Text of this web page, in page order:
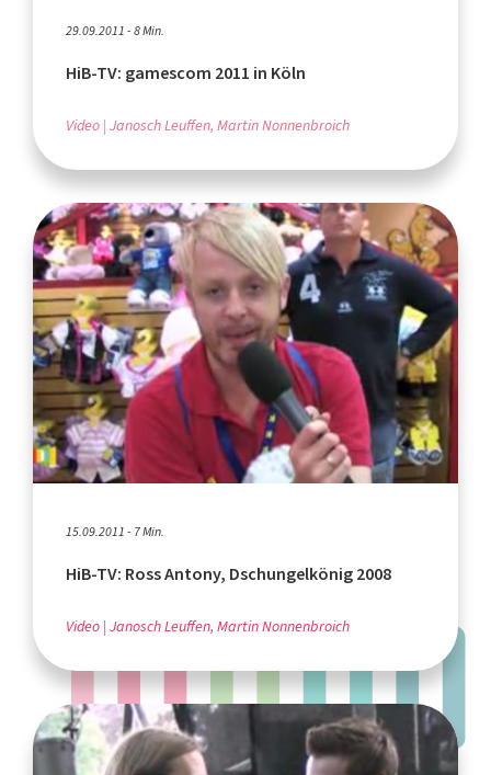
29.09.2011 - 8 Min.
HiB-TV: gamescom 2011 in Köln
Video Janosch Leuffen, Martin Nonnenbroich
15.09.2011 - 7 Min.
HiB-TV: Ross Antony, Dschungelkönig 2008
Video Janosch Leuffen, Martin Nonnenbroich